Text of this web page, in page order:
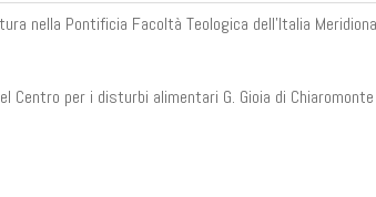
nella Pontificia Facoltà Teologica dell'Italia
per i disturbi alimentari G. Gioia di